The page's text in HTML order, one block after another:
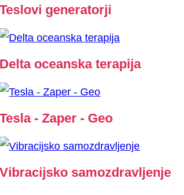
Teslovi generatorji
Delta oceanska terapija
Tesla - Zaper - Geo
Vibracijsko samozdravljenje